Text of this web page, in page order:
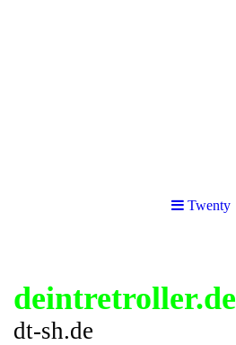
Twenty
deintretroller.de
dt-sh.de